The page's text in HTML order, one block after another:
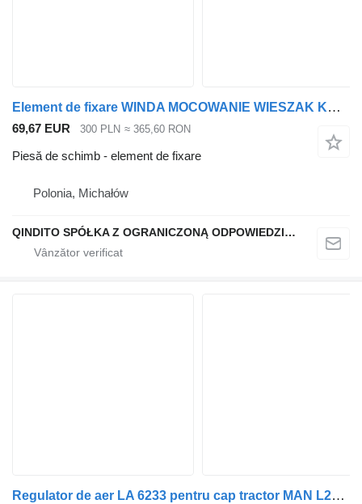
Element de fixare WINDA MOCOWANIE WIESZAK KOŁA ZAPASOWEGO pentru cap tractor MAN L2000
69,67 EUR 300 PLN ≈ 365,60 RON
Piesă de schimb - element de fixare
Polonia, Michałów
QINDITO SPÓŁKA Z OGRANICZONĄ ODPOWIEDZIALNOŚCIĄ
Regulator de aer LA 6233 pentru cap tractor MAN L2000